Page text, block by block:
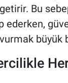
Bu
ederken,
büyük